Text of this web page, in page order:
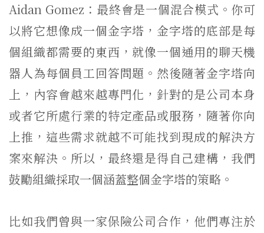
Aidan Gomez：最終會是一個混合模式。你可
以將它想像成一個金字塔，金字塔的底部是每
個組織都需要的東西，就像一個通用的聊天機
器人為每個員工回答問題。然後隨著金字塔向
上，內容會越來越專門化，針對的是公司本身
或者它所處行業的特定產品或服務，隨著你向
上推，這些需求就越不可能找到現成的解決方
案來解決。所以，最終還是得自己建構，我們
鼓勵組織採取一個涵蓋整個金字塔的策略。
比如我們曾與一家保險公司合作，他們專注於